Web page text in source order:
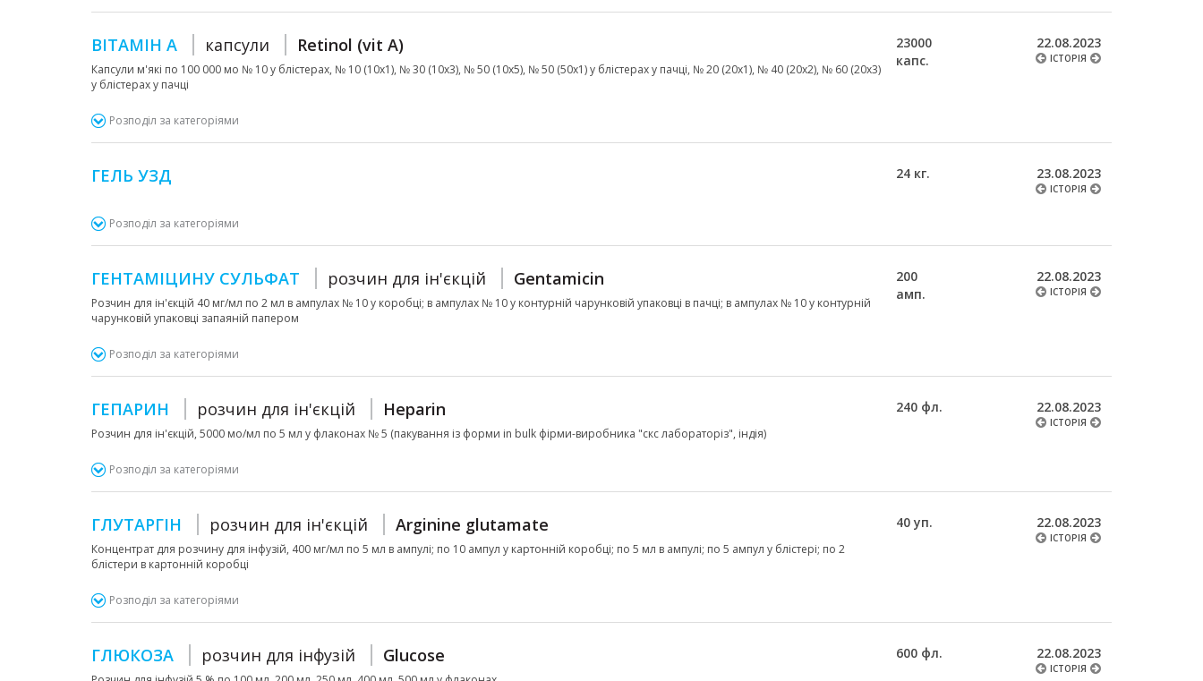
ВІТАМІН А капсули Retinol (vit A)
Капсули м'які по 100 000 мо № 10 у блістерах, № 10 (10х1), № 30 (10х3), № 50 (10х5), № 50 (50х1) у блістерах у пачці, № 20 (20х1), № 40 (20х2), № 60 (20х3)
у блістерах у пачці
23000
капс.
22.08.2023
ІСТОРІЯ
Розподіл за категоріями
ГЕЛЬ УЗД 24 кг. 23.08.2023
ІСТОРІЯ
Розподіл за категоріями
ГЕНТАМІЦИНУ СУЛЬФАТ розчин для ін'єкцій Gentamicin
Розчин для ін'єкцій 40 мг/мл по 2 мл в ампулах № 10 у коробці; в ампулах № 10 у контурній чарунковій упаковці в пачці; в ампулах № 10 у контурній
чарунковій упаковці запаяній папером
200
амп.
22.08.2023
ІСТОРІЯ
Розподіл за категоріями
ГЕПАРИН розчин для ін'єкцій Heparin
Розчин для ін'єкцій, 5000 мо/мл по 5 мл у флаконах № 5 (пакування із форми in bulk фірми-виробника "скс лабораторіз", індія)
240 фл. 22.08.2023
ІСТОРІЯ
Розподіл за категоріями
ГЛУТАРГІН розчин для ін'єкцій Arginine glutamate
Концентрат для розчину для інфузій, 400 мг/мл по 5 мл в ампулі; по 10 ампул у картонній коробці; по 5 мл в ампулі; по 5 ампул у блістері; по 2
блістери в картонній коробці
40 уп. 22.08.2023
ІСТОРІЯ
Розподіл за категоріями
ГЛЮКОЗА розчин для інфузій Glucose 600 фл. 22.08.2023
ІСТОРІЯ